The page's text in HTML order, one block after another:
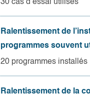
30 cas d’essai utilisés
Ralentissement de
programmes souvent
20 programmes installés
Ralentissement de la